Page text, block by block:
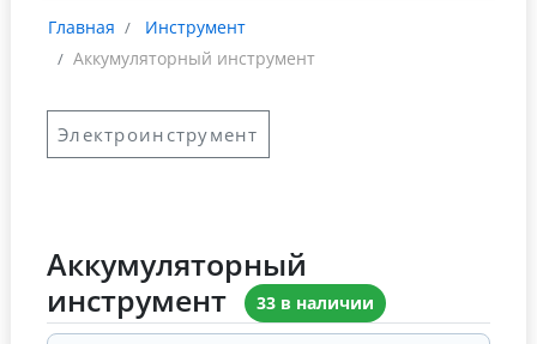
Главная
Инструмент
Аккумуляторный инструмент
Электроинструмент
Аккумуляторный
инструмент
33 в наличии